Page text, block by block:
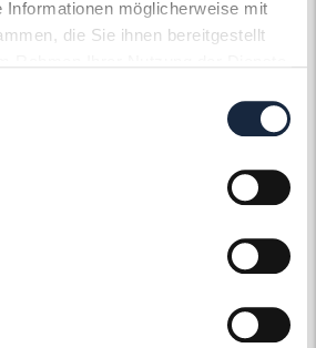
Informationen möglicherweise mit
die Sie ihnen bereitgestellt
mehr über unseren